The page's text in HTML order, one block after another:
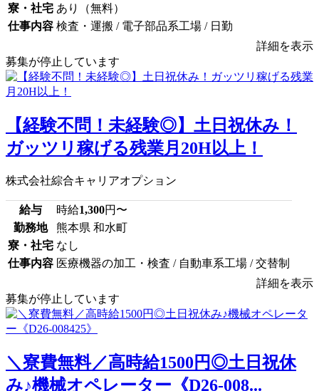
寮・社宅 あり（無料）
仕事内容 検査・運搬 / 電子部品系工場 / 日勤
詳細を表示
募集が停止しています
【経験不問！未経験◎】土日祝休み！
ガッツリ稼げる残業月20H以上！
株式会社綜合キャリアオプション
給与 時給1,300円〜
勤務地
熊本県 和水町
寮・社宅 なし
仕事内容 医療機器の加工・検査 / 自動車系工場 / 交替制
詳細を表示
募集が停止しています
＼寮費無料／高時給1500円◎土日祝休
み♪機械オペレーター《D26-008...